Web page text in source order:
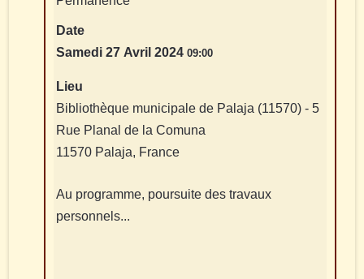
Date
Samedi 27 Avril 2024 09:00
Lieu
Bibliothèque municipale de Palaja (11570) - 5
Rue Planal de la Comuna
11570 Palaja, France
Au programme, poursuite des travaux
personnels...